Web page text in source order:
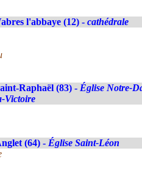
l'abbaye (12) - cathédrale
Raphaël (83) - Église Notre-
Victoire
(64) - Église Saint-Léon